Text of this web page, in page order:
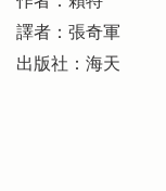
譯者：張奇軍
出版社：海天